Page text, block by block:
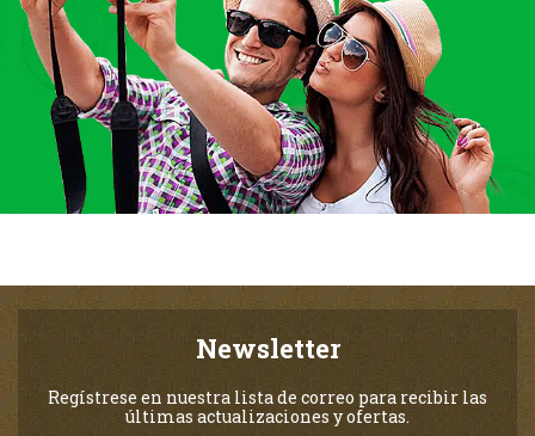
Newsletter
Regístrese en nuestra lista de correo para recibir las
últimas actualizaciones y ofertas.